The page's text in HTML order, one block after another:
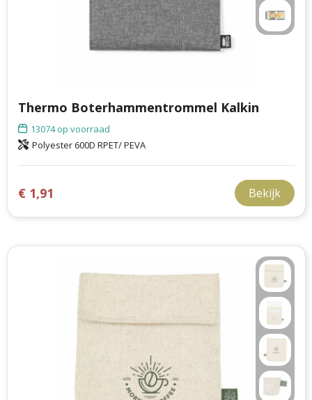
Thermo Boterhammentrommel Kalkin
13074op voorraad
Polyester 600D RPET/ PEVA
€ 1,91 Bekijk